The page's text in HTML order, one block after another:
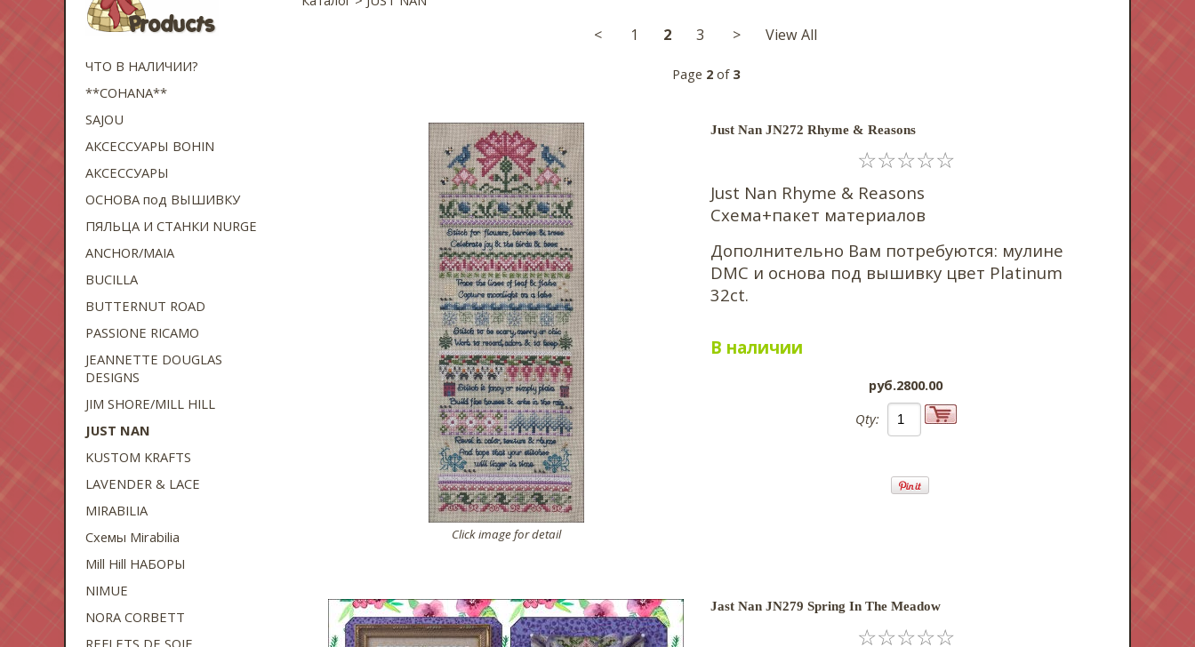
ЧТО В НАЛИЧИИ?
**COHANA**
SAJOU
АКСЕССУАРЫ BOHIN
АКСЕССУАРЫ
ОСНОВА под ВЫШИВКУ
ПЯЛЬЦА И СТАНКИ NURGE
ANCHOR/MAIA
BUCILLA
BUTTERNUT ROAD
PASSIONE RICAMO
JEANNETTE DOUGLAS
DESIGNS
JIM SHORE/MILL HILL
JUST NAN
KUSTOM KRAFTS
LAVENDER & LACE
MIRABILIA
Схемы Mirabilia
Mill Hill НАБОРЫ
NIMUE
NORA CORBETT
REFLETS DE SOIE
< 1 2 3 > View All
Page 2of 3
Click image for detail
Just Nan JN272 Rhyme & Reasons
☆☆☆☆☆
Just Nan Rhyme & Reasons
Схема+пакет материалов
Дополнительно Вам потребуются: мулине
DMC и основа под вышивку цвет Platinum
32ct.
В наличии
pyб.2800.00
Qty:
Jast Nan JN279 Spring In The Meadow
☆☆☆☆☆